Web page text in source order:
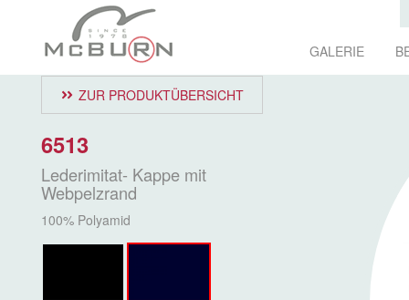
GALERIE
ZUR PRODUKTÜBERSICHT
6513
Lederimitat- Kappe mit
Webpelzrand
100% Polyamid